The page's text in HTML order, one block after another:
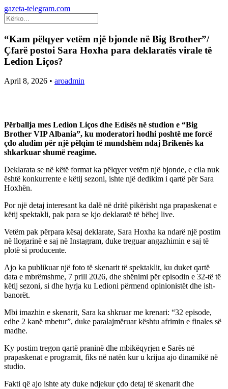
gazeta-telegram.com
“Kam pëlqyer vetëm një bjonde në Big Brother”/
Çfarë postoi Sara Hoxha para deklaratës virale të
Ledion Liços?
April 8, 2026 • aroadmin
Përballja mes Ledion Liços dhe Edisës në studion e “Big
Brother VIP Albania”, ku moderatori hodhi poshtë me forcë
çdo aludim për një pëlqim të mundshëm ndaj Brikenës ka
shkarkuar shumë reagime.
Deklarata se në këtë format ka pëlqyer vetëm një bjonde, e cila nuk
është konkurrente e këtij sezoni, ishte një dedikim i qartë për Sara
Hoxhën.
Por një detaj interesant ka dalë në dritë pikërisht nga prapaskenat e
këtij spektakli, pak para se kjo deklaratë të bëhej live.
Vetëm pak përpara kësaj deklarate, Sara Hoxha ka ndarë një postim
në llogarinë e saj në Instagram, duke treguar angazhimin e saj të
plotë si producente.
Ajo ka publikuar një foto të skenarit të spektaklit, ku duket qartë
data e mbrëmshme, 7 prill 2026, dhe shënimi për episodin e 32-të të
këtij sezoni, si dhe hyrja ku Ledioni përmend opinionistët dhe ish-
banorët.
Mbi imazhin e skenarit, Sara ka shkruar me krenari: “32 episode,
edhe 2 kanë mbetur”, duke paralajmëruar kështu afrimin e finales së
madhe.
Ky postim tregon qartë praninë dhe mbikëqyrjen e Sarës në
prapaskenat e programit, fiks në natën kur u krijua ajo dinamikë në
studio.
Fakti që ajo ishte aty duke ndjekur çdo detaj të skenarit dhe